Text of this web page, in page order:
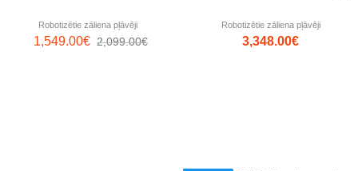
Robotizētie zāliena pļāvēji
2,099.00€
1,549.00€
Robotizētie zāliena pļāvēji
3,348.00€